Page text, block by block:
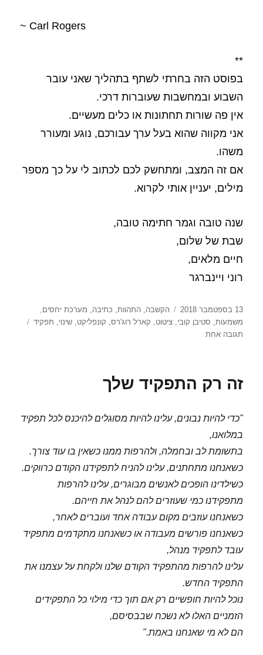
~ Carl Rogers
**
בפוסט הזה בחרתי לשתף בתהליך שאני עובר
השבוע ובמחשבות שעוברות דרכי.
אין פה שורות תחתונות או כלים מעשיים.
אני מקווה שהוא בעל ערך עבורכם, נוגע ומעורר
משהו.
אם זה המצב, ומתחשק לכם לכתוב לי על כך מספר
מילים, יעניין אותי לקרוא.
שנה טובה וגמר חתימה טובה,
שבת של שלום,
חיים מלאים,
רוני ויינברגר
פורסם
בתאריך
13 בספטמבר 2018 תגיות
הקשבה,התהוות, כתיבה, מערכת יחסים,
משמעות, סטיבן קובי,ציטוט, קארל רוג'רס, קונפליקט,שינוי, תפקיד
תגובה אחתעל
זה רק התפקיד שלך
"כדי להיות נבונים, עלינו להיות מסוגלים להיכנס לכל תפקיד
במלואנו,
בתשומת לב ובחמלה, ולהרפות ממנו כשאין בו עוד צורך.
כשאנחנו מתחתנים, עלינו להניח לתפקידנו הקודם כרווקים.
כשילדינו הופכים לאנשים מבוגרים, עלינו להרפות
מתפקידנו כמי שעוזרים להם לנהל את חייהם.
כשאנחנו עוזבים מקום עבודה אחד ועוברים לאחר,
כשאנחנו פורשים מעבודה או כשאנחנו מתקדמים מתפקיד
עובד לתפקיד מנהל,
עלינו להרפות מהתפקיד הקודם שלנו ולקחת על עצמנו את
התפקיד החדש.
נוכל להיות חופשיים רק אם תוך כדי מילוי כל התפקידים
הזמניים האלו לא נשכח שבבסיסם,
הם לא מי שאנחנו באמת."